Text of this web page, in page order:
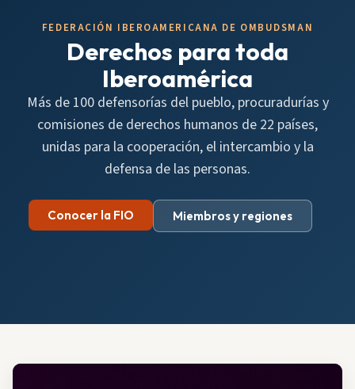
FEDERACIÓN IBEROAMERICANA DE OMBUDSMAN
Derechos para toda
Iberoamérica
Más de 100 defensorías del pueblo, procuradurías y
comisiones de derechos humanos de 22 países,
unidas para la cooperación, el intercambio y la
defensa de las personas.
Conocer la FIO Miembros y regiones